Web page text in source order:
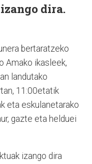
dira.
bertaratzeko
Amako ikasleek,
landutako
11:00etatik
eta eskulanetarako
gazte eta helduei
izango dira